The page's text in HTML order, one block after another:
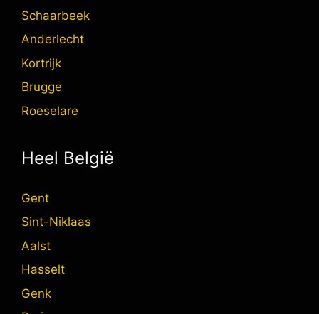
Schaarbeek
Anderlecht
Kortrijk
Brugge
Roeselare
Heel België
Gent
Sint-Niklaas
Aalst
Hasselt
Genk